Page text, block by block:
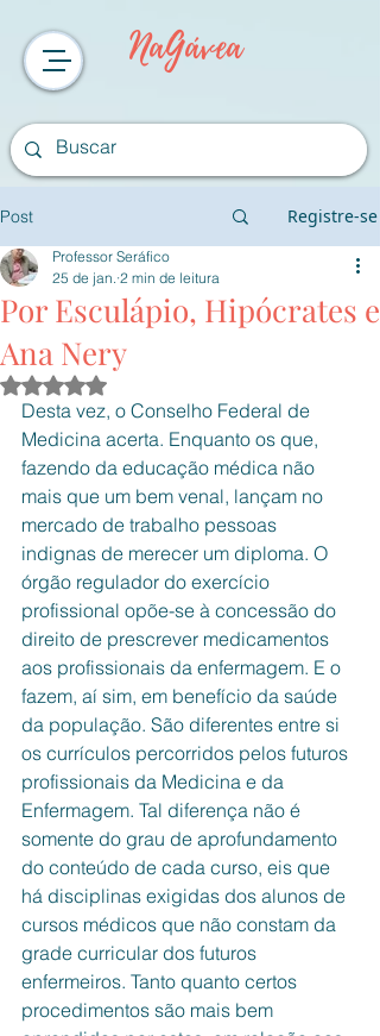
NaGávea
Post Registre-se
Por Esculápio, Hipócrates e
Ana Nery
Professor Seráfico
25 de jan. 2 min de leitura
Avaliado com NaN de 5 estrelas.
Desta vez, o Conselho Federal de
Medicina acerta. Enquanto os que,
fazendo da educação médica não
mais que um bem venal, lançam no
mercado de trabalho pessoas
indignas de merecer um diploma. O
órgão regulador do exercício
profissional opõe-se à concessão do
direito de prescrever medicamentos
aos profissionais da enfermagem. E o
fazem, aí sim, em benefício da saúde
da população. São diferentes entre si
os currículos percorridos pelos futuros
profissionais da Medicina e da
Enfermagem. Tal diferença não é
somente do grau de aprofundamento
do conteúdo de cada curso, eis que
há disciplinas exigidas dos alunos de
cursos médicos que não constam da
grade curricular dos futuros
enfermeiros. Tanto quanto certos
procedimentos são mais bem